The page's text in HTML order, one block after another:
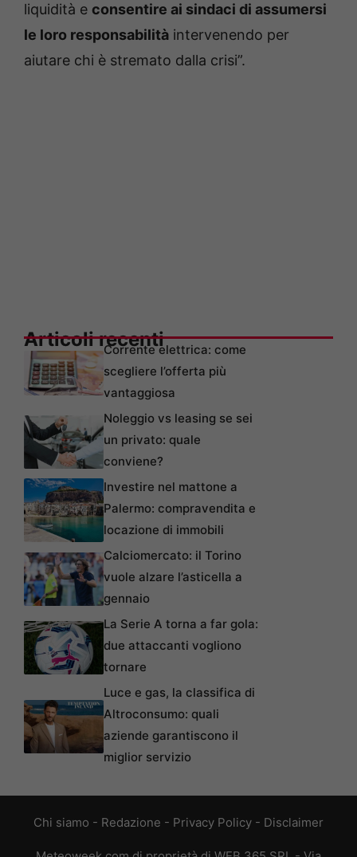
liquidità e consentire ai sindaci di assumersi
le loro responsabilità intervenendo per
aiutare chi è stremato dalla crisi”.
Articoli recentiCorrente elettrica: come
scegliere l’offerta più
vantaggiosa
Noleggio vs leasing se sei
un privato: quale
conviene?
Investire nel mattone a
Palermo: compravendita e
locazione di immobili
Calciomercato: il Torino
vuole alzare l’asticella a
gennaio
La Serie A torna a far gola:
due attaccanti vogliono
tornare
Luce e gas, la classifica di
Altroconsumo: quali
aziende garantiscono il
miglior servizio
Chi siamo - Redazione - Privacy Policy - Disclaimer